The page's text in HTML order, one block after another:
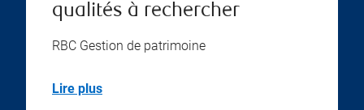
qualités à rechercher
RBC Gestion de patrimoine
Lire plus